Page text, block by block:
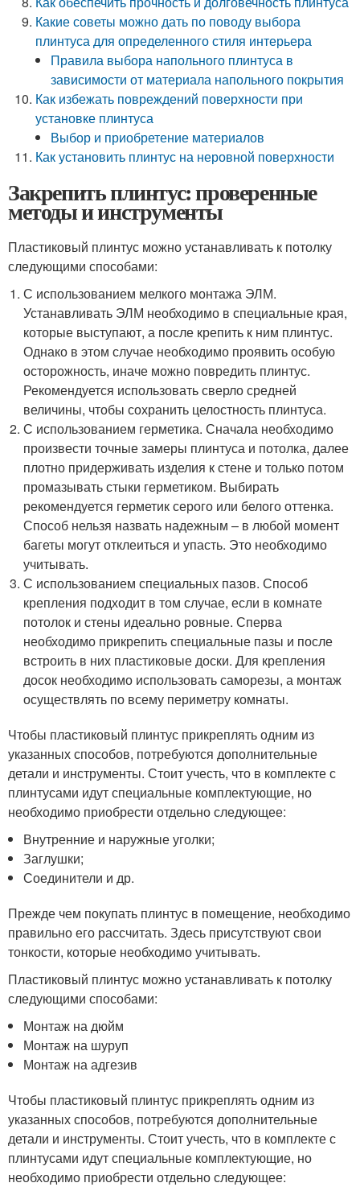
Какие советы можно дать по поводу выбора
плинтуса для определенного стиля интерьера
Правила выбора напольного плинтуса в
зависимости от материала напольного покрытия
Как избежать повреждений поверхности при
установке плинтуса
Выбор и приобретение материалов
Как установить плинтус на неровной поверхности
Закрепить плинтус: проверенные
методы и инструменты
Пластиковый плинтус можно устанавливать к потолку
следующими способами:
С использованием мелкого монтажа ЭЛМ.
Устанавливать ЭЛМ необходимо в специальные края,
которые выступают, а после крепить к ним плинтус.
Однако в этом случае необходимо проявить особую
осторожность, иначе можно повредить плинтус.
Рекомендуется использовать сверло средней
величины, чтобы сохранить целостность плинтуса.
С использованием герметика. Сначала необходимо
произвести точные замеры плинтуса и потолка, далее
плотно придерживать изделия к стене и только потом
промазывать стыки герметиком. Выбирать
рекомендуется герметик серого или белого оттенка.
Способ нельзя назвать надежным – в любой момент
багеты могут отклеиться и упасть. Это необходимо
учитывать.
С использованием специальных пазов. Способ
крепления подходит в том случае, если в комнате
потолок и стены идеально ровные. Сперва
необходимо прикрепить специальные пазы и после
встроить в них пластиковые доски. Для крепления
досок необходимо использовать саморезы, а монтаж
осуществлять по всему периметру комнаты.
Чтобы пластиковый плинтус прикреплять одним из
указанных способов, потребуются дополнительные
детали и инструменты. Стоит учесть, что в комплекте с
плинтусами идут специальные комплектующие, но
необходимо приобрести отдельно следующее:
Внутренние и наружные уголки;
Заглушки;
Соединители и др.
Прежде чем покупать плинтус в помещение, необходимо
правильно его рассчитать. Здесь присутствуют свои
тонкости, которые необходимо учитывать.
Пластиковый плинтус можно устанавливать к потолку
следующими способами:
Монтаж на дюйм
Монтаж на шуруп
Монтаж на адгезив
Чтобы пластиковый плинтус прикреплять одним из
указанных способов, потребуются дополнительные
детали и инструменты. Стоит учесть, что в комплекте с
плинтусами идут специальные комплектующие, но
необходимо приобрести отдельно следующее: